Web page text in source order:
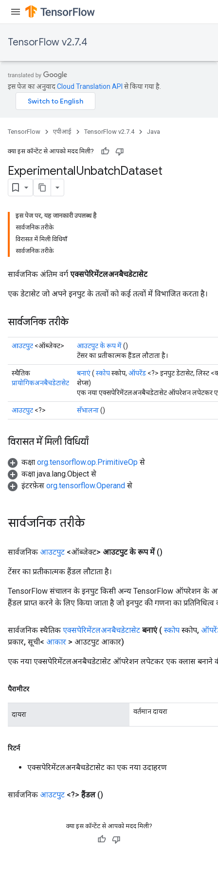
TensorFlow v2.7.4
इस पेज का अनुवादCloud Translation API से किया गया है.
TensorFlow एपीआई TensorFlow v2.7.4 Java
क्या इस कॉन्टेंट से आपको मदद मिली?
ExperimentalUnbatchDataset
इस पेज पर, यह जानकारी उपलब्ध है
सार्वजनिक तरीके
विरासत में मिली विधियाँ
सार्वजनिक तरीके
सार्वजनिक अंतिम वर्ग एक्सपेरिमेंटलअनबैचडेटासेट
एक डेटासेट जो अपने इनपुट के तत्वों को कई तत्वों में विभाजित करता है।
सार्वजनिक तरीके
आउटपुट <ऑब्जेक्ट> आउटपुट के रूप में()
टेंसर का प्रतीकात्मक हैंडल लौटाता है।
स्थैतिक
प्रायोगिकअनबैचडेटासेट
बनाएं( स्कोपस्कोप, ऑपरेंड <?> इनपुट डेटासेट, लिस्ट
शेप्स)
एक नया एक्सपेरिमेंटलअनबैचडेटासेट ऑपरेशन लपेटकर
आउटपुट <?> सँभालना()
विरासत में मिली विधियाँ
कक्षा org.tensorflow.op.PrimitiveOp से
कक्षा java.lang.Object से
इंटरफ़ेस org.tensorflow.Operand से
सार्वजनिक तरीके
सार्वजनिक आउटपुट <ऑब्जेक्ट> आउटपुट के रूप में ()
टेंसर का प्रतीकात्मक हैंडल लौटाता है।
TensorFlow संचालन के इनपुट किसी अन्य TensorFlow ऑपरेशन के
हैंडल प्राप्त करने के लिए किया जाता है जो इनपुट की गणना का प्रतिनिधित्व
सार्वजनिक स्थैतिक एक्सपेरिमेंटलअनबैचडेटासेट बनाएं ( स्कोप स्कोप,
प्रकार, सूची< आकार > आउटपुट आकार)
एक नया एक्सपेरिमेंटलअनबैचडेटासेट ऑपरेशन लपेटकर एक क्लास बनाने
पैरामीटर
दायरा वर्तमान दायरा
रिटर्न
एक्सपेरिमेंटलअनबैचडेटासेट का एक नया उदाहरण
सार्वजनिक आउटपुट <?> हैंडल ()
क्या इस कॉन्टेंट से आपको मदद मिली?